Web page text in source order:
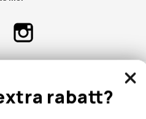
rabatt?